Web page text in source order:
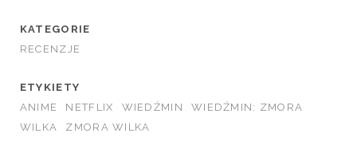
KATEGORIE
RECENZJE
ETYKIETY
ANIME
NETFLIX WIEDŹMIN
WIEDŹMIN: ZMORA
WILKA
ZMORA WILKA